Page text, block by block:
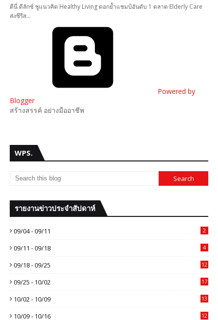
ดีนี่ ดีลักซ์ ชูแนวคิด Healthy Living ตอกย้ำแชมป์อันดับ 1 ตลาด Elderly Care
ส่งซีรีส…
Powered by
Blogger
สร้างสรรค์ อย่างมืออาชีพ
WPS.
รายงานข่าวประจำสัปดาห์
09/04 - 09/11 2
09/11 - 09/18 4
09/18 - 09/25 12
09/25 - 10/02 17
10/02 - 10/09 13
10/09 - 10/16 12